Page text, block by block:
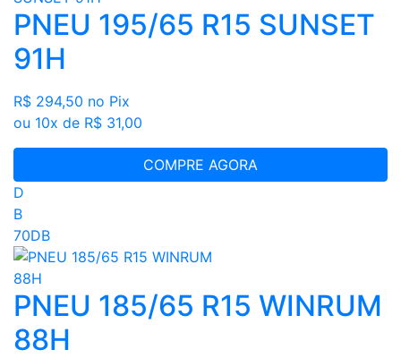
PNEU 195/65 R15 SUNSET
91H
R$ 294,50 no Pix
ou 10x de R$ 31,00
COMPRE AGORA
D
B
70DB
PNEU 185/65 R15 WINRUM
88H